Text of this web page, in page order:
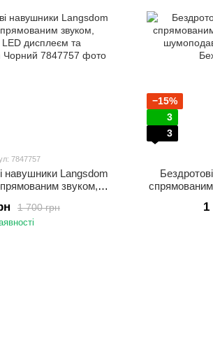
7847757
навушники Langsdom
звуком,
Чорний
1 700 грн
−15%
3
3
1